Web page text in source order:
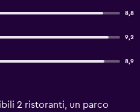
8,8
9,2
8,9
2 ristoranti, un parco